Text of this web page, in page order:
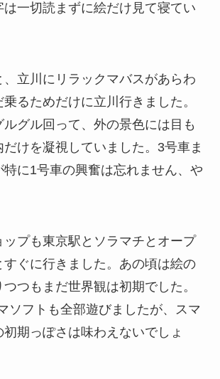
は一切読まずに絵だけ見て寝てい
、立川にリラックマバスがあらわ
るためだけに立川行きました。
グル回って、外の景色には目も
だけを凝視していました。3号車ま
特に1号車の興奮は忘れません、や
ップも東京駅とソラマチとオープ
すぐに行きました。あの頃は絵の
つもまだ世界観は初期でした。
ソフトも全部遊びましたが、スマ
期っぽさは味わえないでしょ